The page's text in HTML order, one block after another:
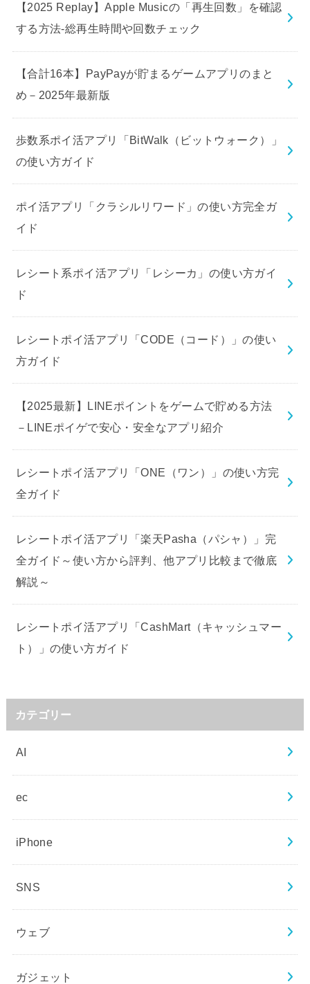
【2025 Replay】Apple Musicの「再生回数」を確認
する方法-総再生時間や回数チェック
【合計16本】PayPayが貯まるゲームアプリのまと
め－2025年最新版
歩数系ポイ活アプリ「BitWalk（ビットウォーク）」
の使い方ガイド
ポイ活アプリ「クラシルリワード」の使い方完全ガ
イド
レシート系ポイ活アプリ「レシーカ」の使い方ガイ
ド
レシートポイ活アプリ「CODE（コード）」の使い
方ガイド
【2025最新】LINEポイントをゲームで貯める方法
－LINEポイゲで安心・安全なアプリ紹介
レシートポイ活アプリ「ONE（ワン）」の使い方完
全ガイド
レシートポイ活アプリ「楽天Pasha（パシャ）」完
全ガイド～使い方から評判、他アプリ比較まで徹底
解説～
レシートポイ活アプリ「CashMart（キャッシュマー
ト）」の使い方ガイド
カテゴリー
AI
ec
iPhone
SNS
ウェブ
ガジェット